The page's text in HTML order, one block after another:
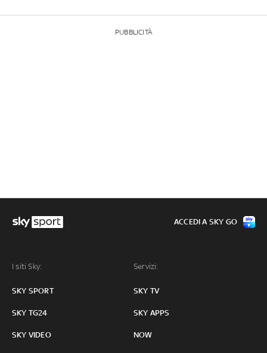
PUBBLICITÀ
I siti Sky:
SKY SPORT
SKY TG24
SKY VIDEO
Servizi:
SKY TV
SKY APPS
NOW
ACCEDI A SKY GO